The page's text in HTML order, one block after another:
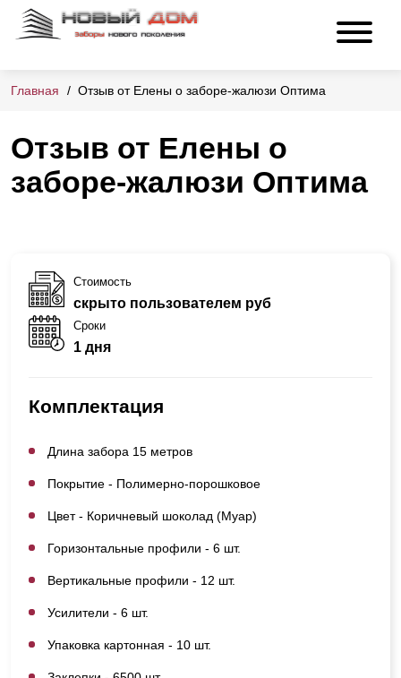
Главная Отзыв от Елены о заборе-жалюзи Оптима
Отзыв от Елены о
заборе-жалюзи Оптима
Стоимость
скрыто пользователем руб
Сроки
1 дня
Комплектация
Длина забора 15 метров
Покрытие - Полимерно-порошковое
Цвет - Коричневый шоколад (Муар)
Горизонтальные профили - 6 шт.
Вертикальные профили - 12 шт.
Усилители - 6 шт.
Упаковка картонная - 10 шт.